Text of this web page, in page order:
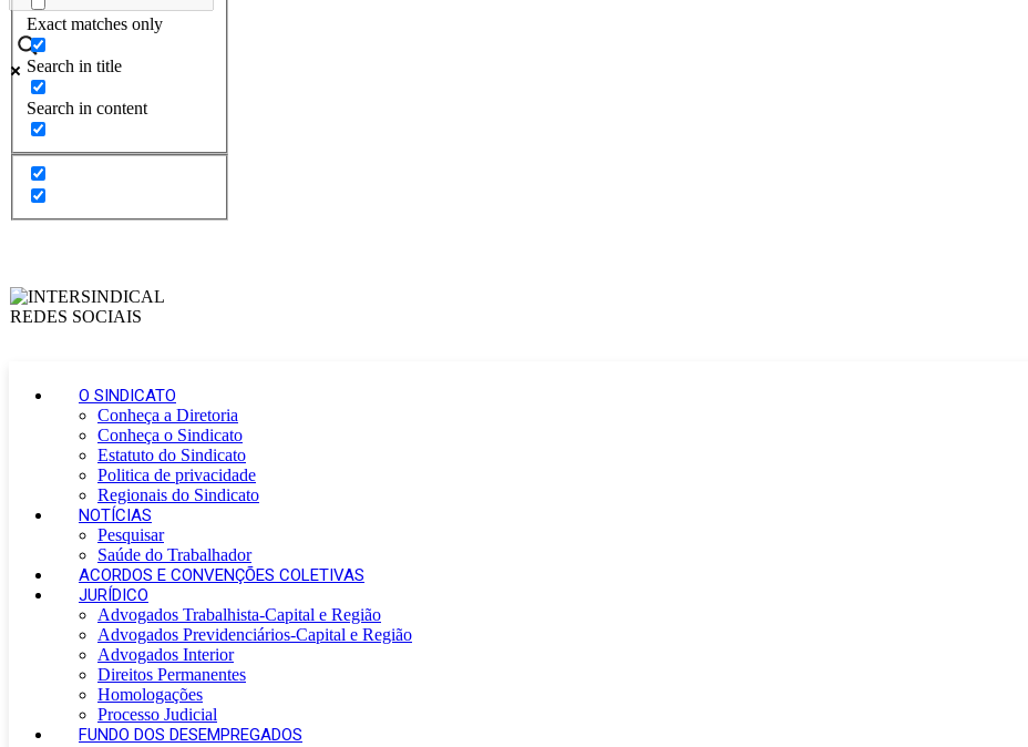
Exact matches only
Search in title
Search in content
O SINDICATO
Conheça a Diretoria
Conheça o Sindicato
Estatuto do Sindicato
Politica de privacidade
Regionais do Sindicato
NOTÍCIAS
Pesquisar
Saúde do Trabalhador
ACORDOS E CONVENÇÕES COLETIVAS
JURÍDICO
Advogados Trabalhista-Capital e Região
Advogados Previdenciários-Capital e Região
Advogados Interior
Direitos Permanentes
Homologações
Processo Judicial
FUNDO DOS DESEMPREGADOS